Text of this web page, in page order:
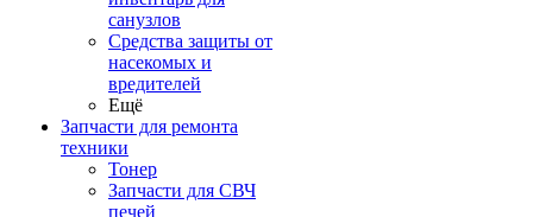
санузлов
Средства защиты от
насекомых и
вредителей
Ещё
Запчасти для ремонта
техники
Тонер
Запчасти для СВЧ
печей